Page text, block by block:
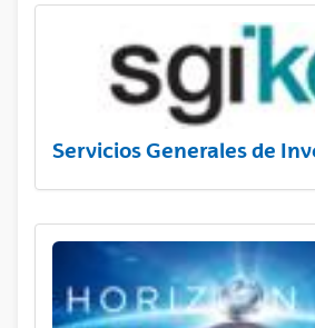
Servicios Generales de